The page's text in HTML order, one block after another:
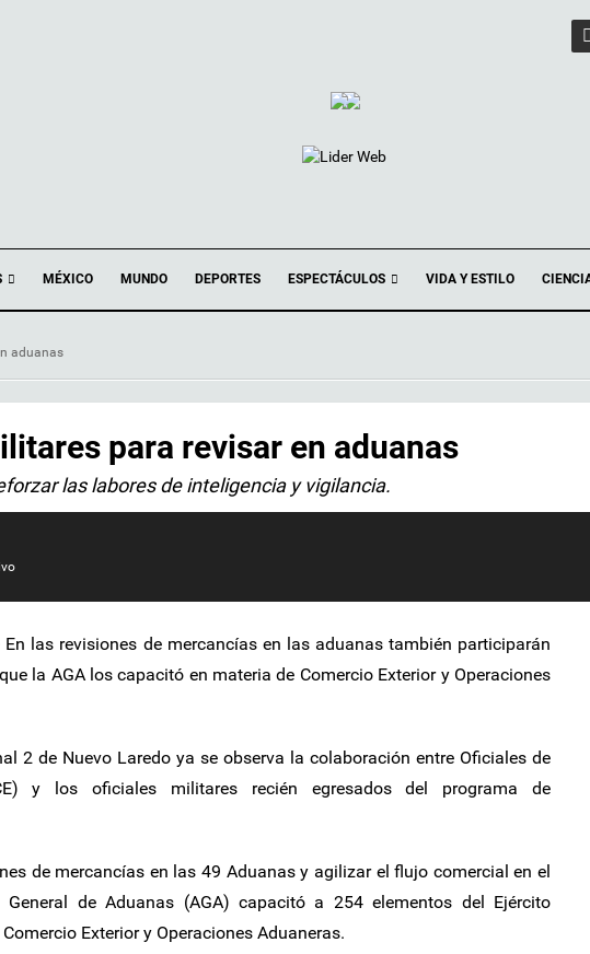
MÉXICO MUNDO DEPORTES ESPECTÁCULOS VIDA Y ESTILO
aduanas
para revisar en aduanas
las labores de inteligencia y vigilancia.
En las revisiones de mercancías en las aduanas también participarán
la AGA los capacitó en materia de Comercio Exterior y Operaciones
2 de Nuevo Laredo ya se observa la colaboración entre Oficiales de
y los oficiales militares recién egresados del programa de
de mercancías en las 49 Aduanas y agilizar el flujo comercial en el
de Aduanas (AGA) capacitó a 254 elementos del Ejército
Exterior y Operaciones Aduaneras.